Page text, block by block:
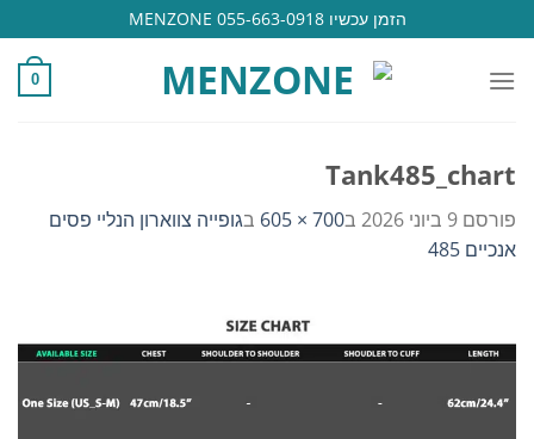
to
content
הזמן עכשיו 055-663-0918 MENZONE
0
Tank485_chart
פורסם 9 ביוני 2026 ב700 × 605 בגופייה צווארון הנליי פסים
אנכיים 485